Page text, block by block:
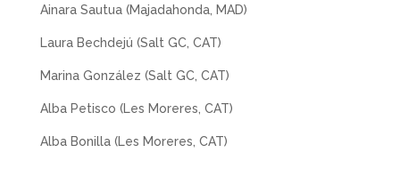
Ainara Sautua (Majadahonda, MAD)
Laura Bechdejú (Salt GC, CAT)
Marina González (Salt GC, CAT)
Alba Petisco (Les Moreres, CAT)
Alba Bonilla (Les Moreres, CAT)